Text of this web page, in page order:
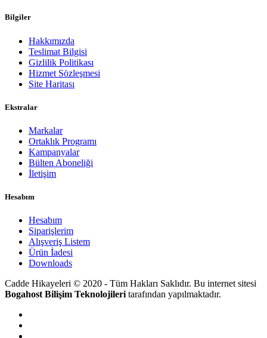
Bilgiler
Hakkımızda
Teslimat Bilgisi
Gizlilik Politikası
Hizmet Sözleşmesi
Site Haritası
Ekstralar
Markalar
Ortaklık Programı
Kampanyalar
Bülten Aboneliği
İletişim
Hesabım
Hesabım
Siparişlerim
Alışveriş Listem
Ürün İadesi
Downloads
Cadde Hikayeleri © 2020 - Tüm Hakları Saklıdır. Bu internet sitesi
Bogahost Bilişim Teknolojileri tarafından yapılmaktadır.